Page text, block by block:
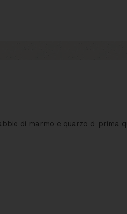
di marmo e quarzo di prima